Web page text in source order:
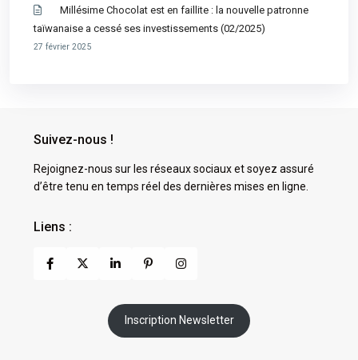
Millésime Chocolat est en faillite : la nouvelle patronne
taïwanaise a cessé ses investissements (02/2025)
27 février 2025
Suivez-nous !
Rejoignez-nous sur les réseaux sociaux et soyez assuré
d’être tenu en temps réel des dernières mises en ligne.
Liens :
Inscription Newsletter